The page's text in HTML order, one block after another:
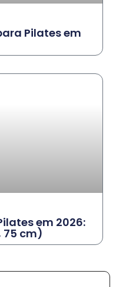
Pilates em
em 2026:
75 cm)